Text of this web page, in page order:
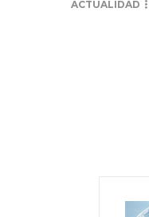
ACTUALIDAD